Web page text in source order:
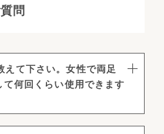
問
えて下さい。女性で両足
何回くらい使用できます